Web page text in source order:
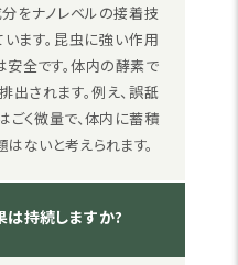
をナノレベルの接着技
ます。昆虫に強い作用
安全です。体内の酵素で
出されます。例え、誤舐
ごく微量で、体内に蓄積
ないと考えられます。
は持続しますか?